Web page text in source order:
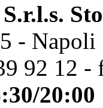
- Napoli
92 12 -
20:00